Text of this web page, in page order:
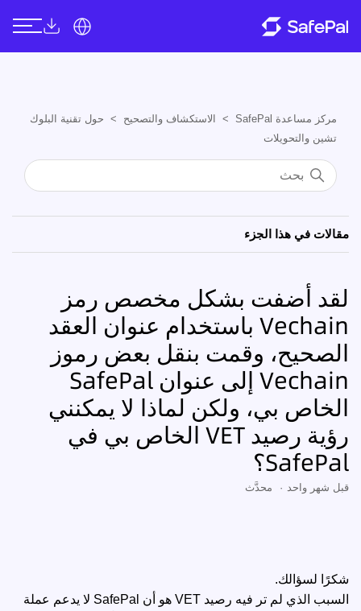
مركز مساعدة SafePal الاستكشاف والتصحيح
حول تقنية البلوك
تشين والتحويلات
مقالات في هذا الجزء
لقد أضفت بشكل مخصص رمز
Vechain باستخدام عنوان العقد
الصحيح، وقمت بنقل بعض رموز
Vechain إلى عنوان SafePal
الخاص بي، ولكن لماذا لا يمكنني
رؤية رصيد VET الخاص بي في
SafePal؟
قبل شهر واحد محدَّث
شكرًا لسؤالك.
السبب الذي لم تر فيه رصيد VET هو أن SafePal لا يدعم عملة